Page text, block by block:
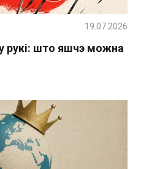
рукі: што яшчэ можна
19.07.2026